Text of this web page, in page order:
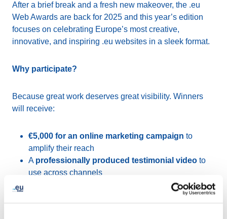
After a brief break and a fresh new makeover, the .eu
Web Awards are back for 2025 and this year’s edition
focuses on celebrating Europe’s most creative,
innovative, and inspiring .eu websites in a sleek format.
Why participate?
Because great work deserves great visibility. Winners
will receive:
€5,000 for an online marketing campaign to
amplify their reach
A professionally produced testimonial video to
use across channels
to proudly display on their